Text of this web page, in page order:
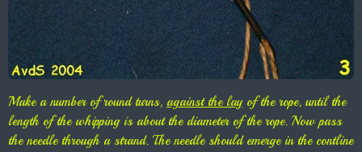
Make a number of round turns, against the lay of the rope, until the
length of the whipping is about the diameter of the rope. Now pass
the needle through a strand. The needle should emerge in the contline